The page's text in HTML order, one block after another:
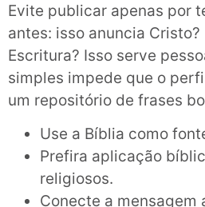
Evite publicar apenas por
antes: isso anuncia Cristo?
Escritura? Isso serve
simples impede que o
um repositório de frases
Use a Bíblia como
Prefira aplicação
religiosos.
Conecte a mensagem